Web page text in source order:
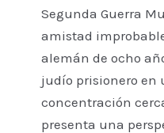
Segunda Guerra
amistad
alemán de ocho
judío prisionero en
concentración
presenta una